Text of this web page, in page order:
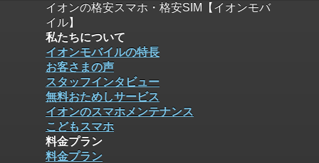
イオンの格安スマホ・格安SIM【イオンモバ
イル】
私たちについて
イオンモバイルの特長
お客さまの声
スタッフインタビュー
無料おためしサービス
イオンのスマホメンテナンス
こどもスマホ
料金プラン
料金プラン